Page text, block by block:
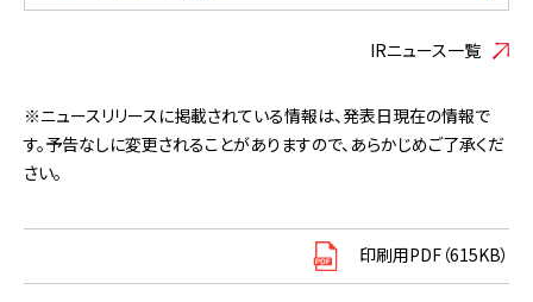
IRニュース一覧
※ニュースリリースに掲載されている情報は、発表日現在の情報で
す。予告なしに変更されることがありますので、あらかじめご了承くだ
さい。
印刷用PDF（615KB）